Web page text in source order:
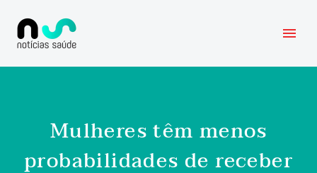
Mulheres têm menos
probabilidades de receber